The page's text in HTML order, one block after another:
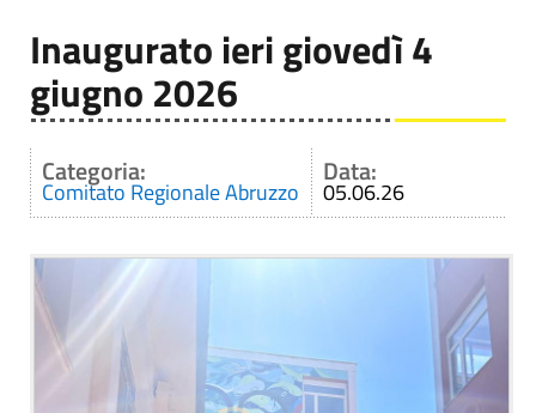
Inaugurato ieri giovedì 4
giugno 2026
Categoria:
Comitato Regionale Abruzzo
Data:
05.06.26